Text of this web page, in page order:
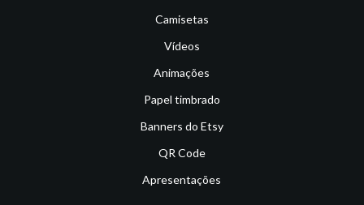
Camisetas
Vídeos
Animações
Papel timbrado
Banners do Etsy
QR Code
Apresentações